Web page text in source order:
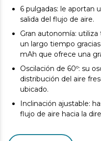
6 pulgadas: le aportan
salida del flujo de aire.
Gran autonomía:
un largo tiempo
mAh que ofrece una
Oscilación de 60º: su
distribución del aire
ubicado.
Inclinación ajustable:
flujo de aire hacia la